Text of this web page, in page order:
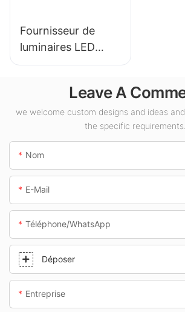
Fournisseur de
luminaires LED
KML-CLA 100W
intérieurs tels que
les stations-service
et les passages
souterrains.
Leave A
we welcome custom designs and ideas
the specific requirements.
Nom
E-Mail
Téléphone/WhatsApp
Déposer
Entreprise